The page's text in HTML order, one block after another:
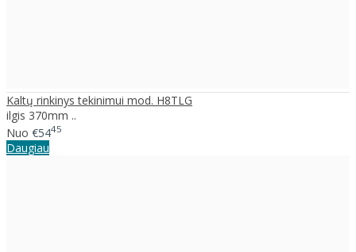
Kaltų rinkinys tekinimui mod. H8TLG
ilgis 370mm ..
Nuo €5445
Daugiau